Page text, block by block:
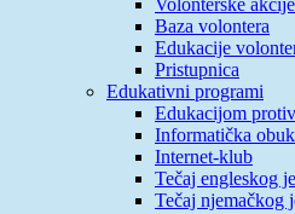
Baza volontera
Edukacije
Pristupnica
Edukativni programi
Edukacijom
Informatička
Internet-klub
Tečaj engleskog
Tečaj njemačkog